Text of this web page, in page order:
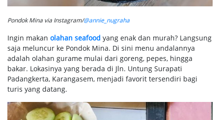
Pondok Mina via Instagram/@annie_nugraha
Ingin makan olahan seafood yang enak dan murah? Langsung
saja meluncur ke Pondok Mina. Di sini menu andalannya
adalah olahan gurame mulai dari goreng, pepes, hingga
bakar. Lokasinya yang berada di Jln. Untung Surapati
Padangkerta, Karangasem, menjadi favorit tersendiri bagi
turis yang datang.